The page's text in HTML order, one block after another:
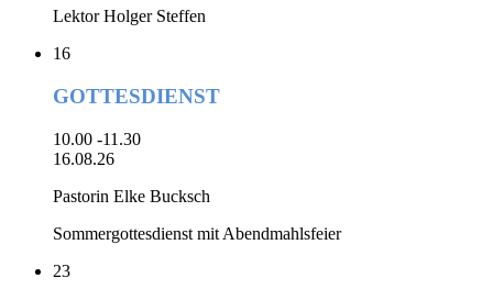
Lektor Holger Steffen
16
GOTTESDIENST
10.00 -11.30
16.08.26
Pastorin Elke Bucksch
Sommergottesdienst mit Abendmahlsfeier
23